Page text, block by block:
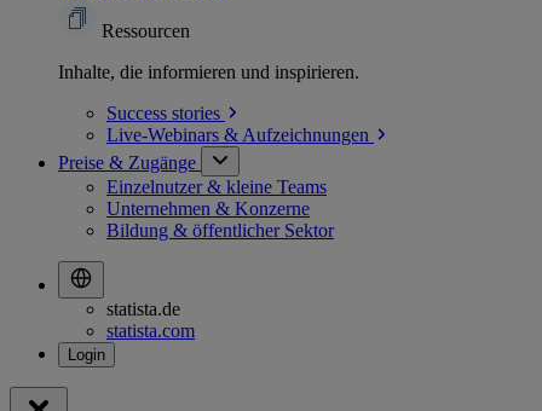
Ressourcen
Inhalte, die informieren und inspirieren.
Success stories
Live-Webinars & Aufzeichnungen
Preise & Zugänge
Einzelnutzer & kleine Teams
Unternehmen & Konzerne
Bildung & öffentlicher Sektor
statista.de
statista.com